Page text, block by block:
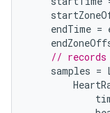
endTime =
//
samples =